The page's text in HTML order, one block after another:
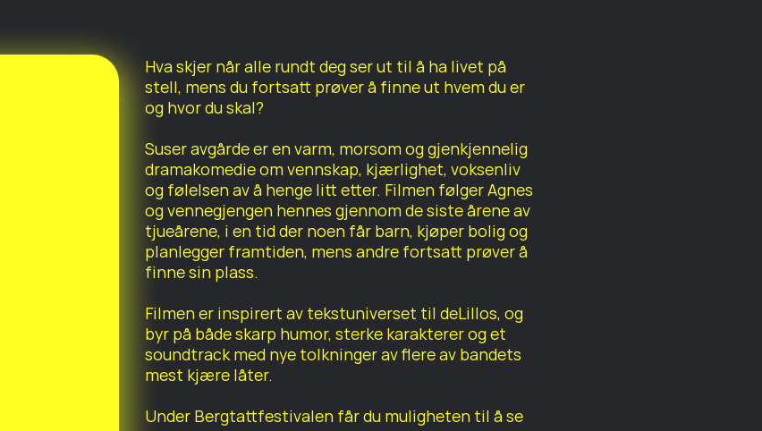
Hva skjer når alle rundt deg ser ut til å ha livet på
stell, mens du fortsatt prøver å finne ut hvem du er
og hvor du skal?
Suser avgårde er en varm, morsom og gjenkjennelig
dramakomedie om vennskap, kjærlighet, voksenliv
og følelsen av å henge litt etter. Filmen følger Agnes
og vennegjengen hennes gjennom de siste årene av
tjueårene, i en tid der noen får barn, kjøper bolig og
planlegger framtiden, mens andre fortsatt prøver å
finne sin plass.
Filmen er inspirert av tekstuniverset til deLillos, og
byr på både skarp humor, sterke karakterer og et
soundtrack med nye tolkninger av flere av bandets
mest kjære låter.
Under Bergtattfestivalen får du muligheten til å se